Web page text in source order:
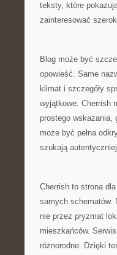
teksty, które
zainteresować
Blog może być
opowieść. Same
klimat i szczegóły
wyjątkowe. Cherrish
prostego wskazania,
może być pełna
szukają
Cherrish to strona
samych schematów.
nie przez pryzmat
mieszkańców.
różnorodne. Dzięki